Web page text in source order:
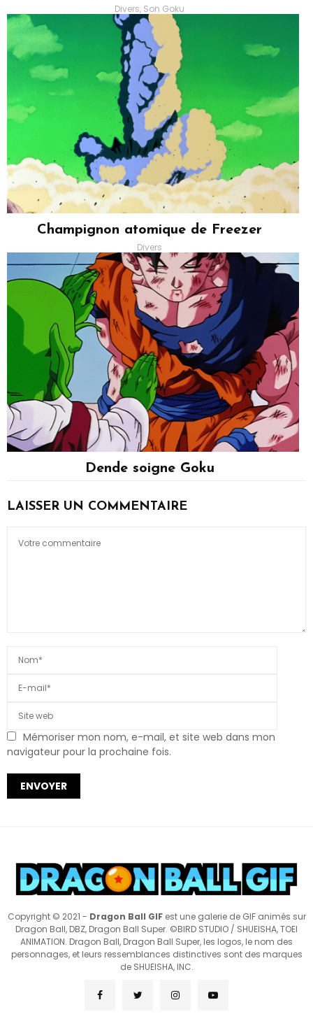
Divers, Son Goku
Champignon atomique de Freezer
Divers
Dende soigne Goku
LAISSER UN COMMENTAIRE
Mémoriser mon nom, e-mail, et site web dans mon
navigateur pour la prochaine fois.
Copyright © 2021 - Dragon Ball GIFest une galerie de GIF animés sur
Dragon Ball, DBZ, Dragon Ball Super. ©BIRD STUDIO / SHUEISHA, TOEI
ANIMATION. Dragon Ball, Dragon Ball Super, les logos, le nom des
personnages, et leurs ressemblances distinctives sont des marques
de SHUEISHA, INC.